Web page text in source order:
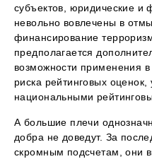
субъектов, юридические и
невольно вовлечены в
финансирование
предполагается
возможности применения
риска рейтинговых
национальными
А большие плечи
добра не доведут. За
скромным подсчетам, они